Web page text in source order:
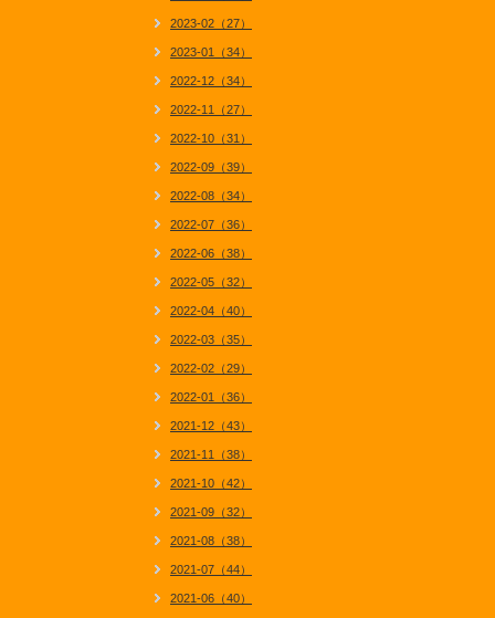
2023-02（27）
2023-01（34）
2022-12（34）
2022-11（27）
2022-10（31）
2022-09（39）
2022-08（34）
2022-07（36）
2022-06（38）
2022-05（32）
2022-04（40）
2022-03（35）
2022-02（29）
2022-01（36）
2021-12（43）
2021-11（38）
2021-10（42）
2021-09（32）
2021-08（38）
2021-07（44）
2021-06（40）